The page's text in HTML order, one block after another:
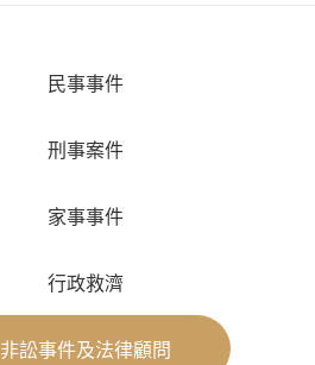
民事事件
刑事案件
家事事件
行政救濟
非訟事件及法律顧問